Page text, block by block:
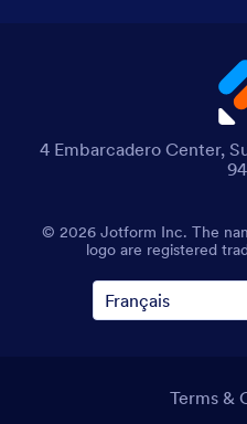
4 Embarcadero Center,
© 2026 Jotform Inc. The
logo are registered
Terms &